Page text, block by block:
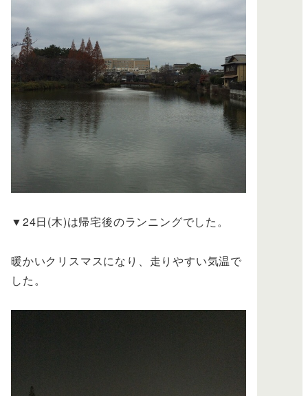
▼24日(木)は帰宅後のランニングでした。
暖かいクリスマスになり、走りやすい気温で
した。